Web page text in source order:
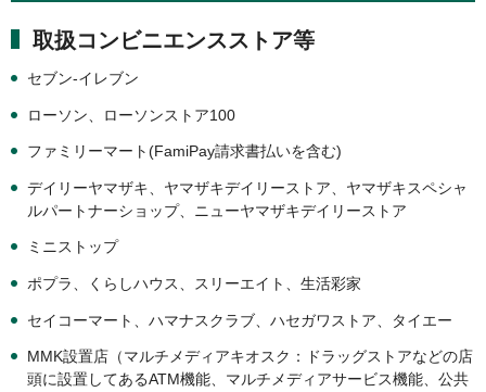
取扱コンビニエンスストア等
セブン-イレブン
ローソン、ローソンストア100
ファミリーマート(FamiPay請求書払いを含む)
デイリーヤマザキ、ヤマザキデイリーストア、ヤマザキスペシャ
ルパートナーショップ、ニューヤマザキデイリーストア
ミニストップ
ポプラ、くらしハウス、スリーエイト、生活彩家
セイコーマート、ハマナスクラブ、ハセガワストア、タイエー
MMK設置店（マルチメディアキオスク：ドラッグストアなどの店
頭に設置してあるATM機能、マルチメディアサービス機能、公共